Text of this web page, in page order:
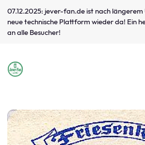
07.12.2025: jever-fan.de ist nach
neue technische Plattform wieder da! Ein
an alle Besucher!